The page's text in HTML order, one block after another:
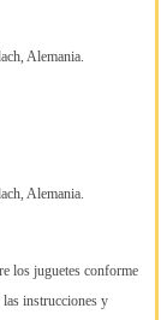
Alemania.
Alemania.
los juguetes conforme
las instrucciones y